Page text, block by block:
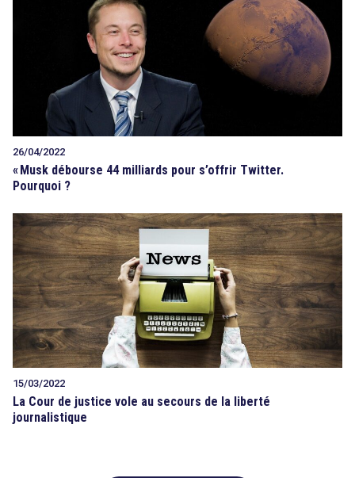
26/04/2022
« Musk débourse 44 milliards pour s’offrir Twitter.
Pourquoi ?
15/03/2022
La Cour de justice vole au secours de la liberté
journalistique